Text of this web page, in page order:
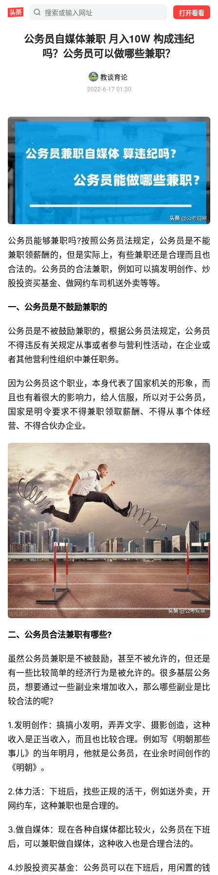
打开看看
公务员自媒体兼职 月入10W 构成违纪
吗？公务员可以做哪些兼职？
教谈育论
2022-6-17 01:30
公务员能够兼职吗?按照公务员法规定，公务员是不能
兼职领薪酬的，但是实际上，有些兼职还是合理而且也
合法的。公务员的合法兼职，例如可以搞发明创作、炒
股投资买基金、做网约车司机送外卖等等。
一、公务员是不鼓励兼职的
公务员是不被鼓励兼职的，根据公务员法规定，公务员
不得违反有关规定从事或者参与营利性活动，在企业或
者其他营利性组织中兼任职务。
因为公务员这个职业，本身代表了国家机关的形象，而
且也有着很大的影响力，给人信服，所以对于公务员，
国家是明令要求不得兼职领取薪酬、不得从事个体经
营、不得合伙办企业。
二、公务员合法兼职有哪些?
虽然公务员兼职是不被鼓励，甚至不被允许的，但还是
有一些比较简单的经济行为是被允许的。很多基层公务
员，想要通过一些副业来增加收入，那么哪些副业是比
较合法的呢?
1.发明创作：搞搞小发明，弄弄文字、摄影创造，这种
收入是正当收入，而且也比较合理。例如写《明朝那些
事儿》的当年明月，他就是公务员，在业余时间创作的
《明朝》。
2.体力活：下班后，找些正规的活干，例如送外卖，开
网约车，这种兼职也是合理的。
3.做自媒体：现在各种自媒体都比较火，公务员在下班
后，可以兼职做自媒体，这种收入也是合理合法的。
4.炒股投资买基金：公务员可以在下班后，用闲置的钱